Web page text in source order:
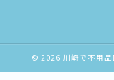
© 2026 川崎で不用品